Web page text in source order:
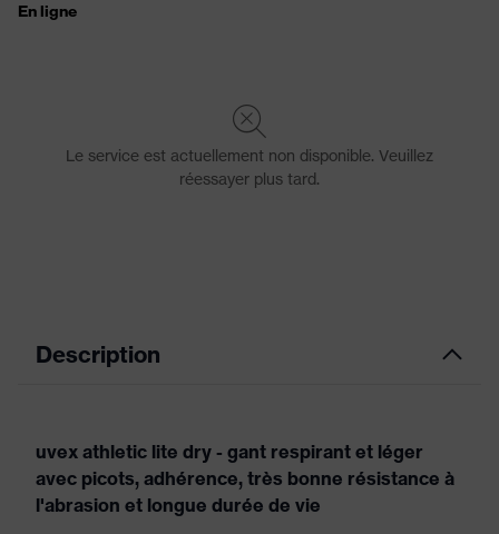
Description
uvex athletic lite dry - gant respirant et léger
avec picots, adhérence, très bonne résistance à
l'abrasion et longue durée de vie